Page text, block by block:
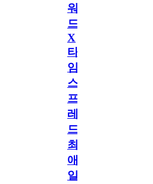
워
드
X
타
임
스
프
레
드]
최
애
일